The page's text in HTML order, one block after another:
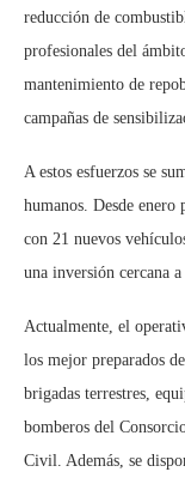
reducción de
profesionales del
mantenimiento de
campañas de
A estos esfuerzos se
humanos. Desde
con 21 nuevos
una inversión cercana
Actualmente, el
los mejor preparados
brigadas terrestres,
bomberos del
Civil. Además, se